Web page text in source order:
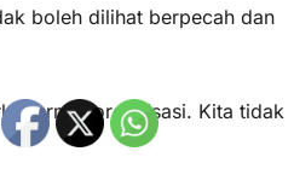
boleh dilihat berpecah dan
hormat organisasi. Kita tidak